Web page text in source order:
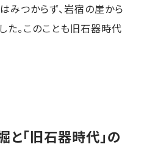
つからず、岩宿の崖から
。このことも旧石器時代
「旧石器時代」の